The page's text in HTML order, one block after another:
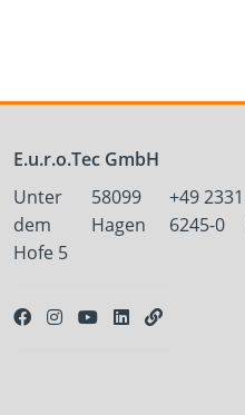
E.u.r.o.Tec GmbH
Unter
dem
Hofe 5
58099
Hagen
+49 2331
6245-0